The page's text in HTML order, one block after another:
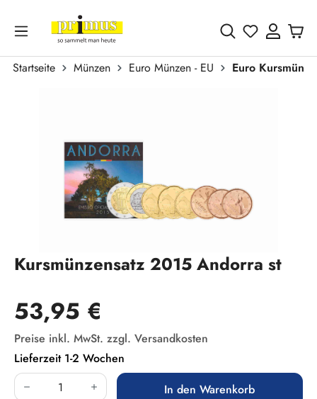
Zum Hauptinhalt springen
Du hast 0
Startseite Münzen Euro Münzen - EU
Euro
Kursmünzensatz 2015 Andorra st
Regulärer Preis:
53,95 €
Preise inkl. MwSt. zzgl. Versandkosten
Lieferzeit 1-2 Wochen
Produkt Anzahl: Gib den gewünschten Wert
In den Warenkorb